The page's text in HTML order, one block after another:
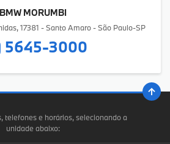
BMW MORUMBI
17381 - Santo Amaro - São Paulo-SP
5645-3000
telefones e horários, selecionando a
unidade abaixo: